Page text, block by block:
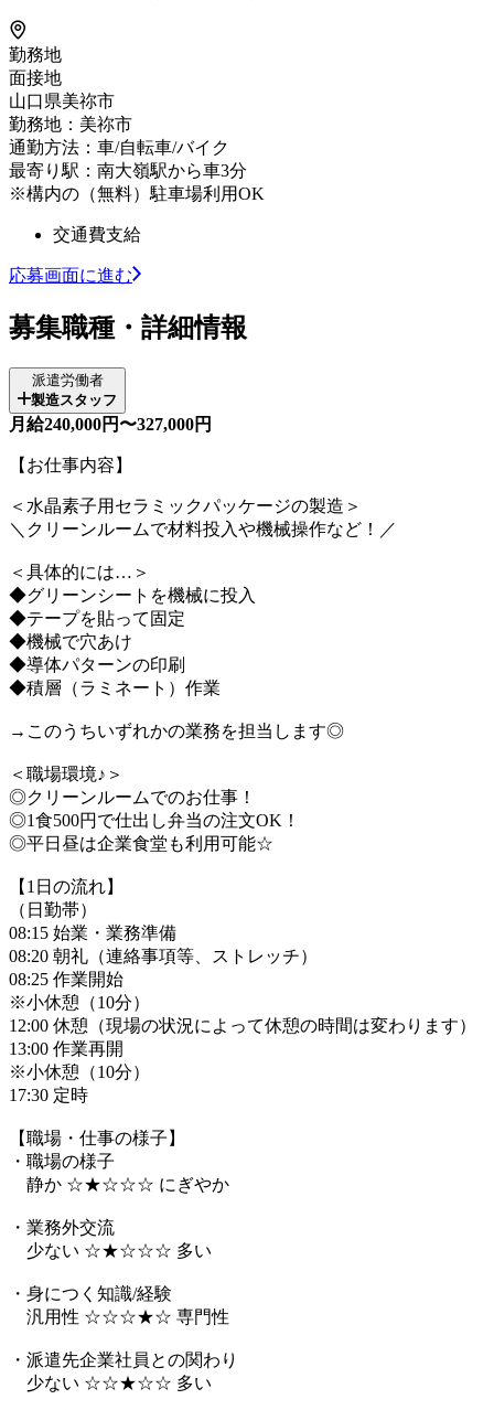
勤務地
面接地
山口県美祢市
勤務地：美祢市
通勤方法：車/自転車/バイク
最寄り駅：南大嶺駅から車3分
※構内の（無料）駐車場利用OK
交通費支給
応募画面に進む
募集職種・詳細情報
派遣労働者
製造スタッフ
月給240,000円〜327,000円
【お仕事内容】
＜水晶素子用セラミックパッケージの製造＞
＼クリーンルームで材料投入や機械操作など！／
＜具体的には…＞
◆グリーンシートを機械に投入
◆テープを貼って固定
◆機械で穴あけ
◆導体パターンの印刷
◆積層（ラミネート）作業
→このうちいずれかの業務を担当します◎
＜職場環境♪＞
◎クリーンルームでのお仕事！
◎1食500円で仕出し弁当の注文OK！
◎平日昼は企業食堂も利用可能☆
【1日の流れ】
（日勤帯）
08:15 始業・業務準備
08:20 朝礼（連絡事項等、ストレッチ）
08:25 作業開始
※小休憩（10分）
12:00 休憩（現場の状況によって休憩の時間は変わります）
13:00 作業再開
※小休憩（10分）
17:30 定時
【職場・仕事の様子】
・職場の様子
静か ☆★☆☆☆ にぎやか
・業務外交流
少ない ☆★☆☆☆ 多い
・身につく知識/経験
汎用性 ☆☆☆★☆ 専門性
・派遣先企業社員との関わり
少ない ☆☆★☆☆ 多い